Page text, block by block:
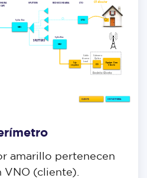
amarillo pertenecen
(cliente).